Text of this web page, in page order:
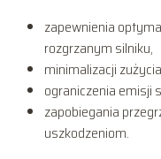
zapewnienia
rozgrzanym silniku,
minimalizacji
ograniczenia emisji
zapobiegania
uszkodzeniom.